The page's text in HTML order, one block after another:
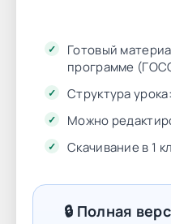
Готовый
программе
Структура
Можно
Скачивание в 1
🔒 Полная